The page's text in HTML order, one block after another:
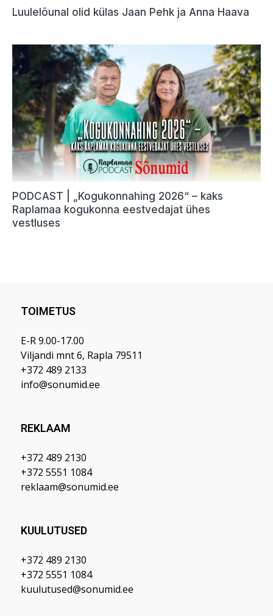
TOIMETUS
E-R 9.00-17.00
Viljandi mnt 6, Rapla 79511
+372 489 2133
info@sonumid.ee
REKLAAM
+372 489 2130
+372 5551 1084
reklaam@sonumid.ee
KUULUTUSED
+372 489 2130
+372 5551 1084
kuulutused@sonumid.ee